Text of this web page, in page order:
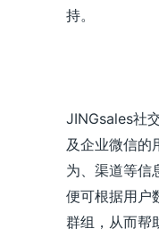
持。
JINGsales社
及企业微信的
为、渠道等信
便可根据用户
群组，从而帮